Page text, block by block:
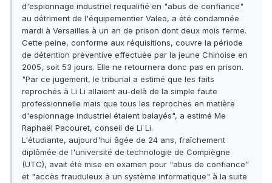
d'espionnage industriel requalifié en "abus de confiance"
au détriment de l'équipementier Valeo, a été condamnée
mardi à Versailles à un an de prison dont deux mois ferme.
Cette peine, conforme aux réquisitions, couvre la période
de détention préventive effectuée par la jeune Chinoise en
2005, soit 53 jours. Elle ne retournera donc pas en prison.
"Par ce jugement, le tribunal a estimé que les faits
reprochés à Li Li allaient au-delà de la simple faute
professionnelle mais que tous les reproches en matière
d'espionnage industriel étaient balayés", a estimé Me
Raphaël Pacouret, conseil de Li Li.
L'étudiante, aujourd'hui âgée de 24 ans, fraîchement
diplômée de l'université de technologie de Compiègne
(UTC), avait été mise en examen pour "abus de confiance"
et "accès frauduleux à un système informatique" à la suite